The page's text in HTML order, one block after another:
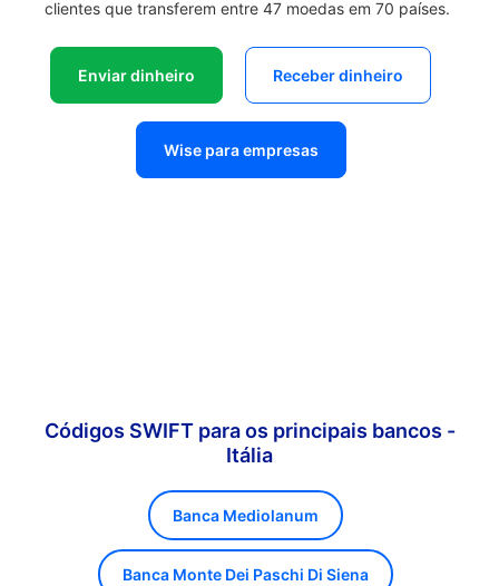
clientes que transferem entre 47 moedas em 70 países.
Enviar dinheiro Receber dinheiro
Wise para empresas
Códigos SWIFT para os principais bancos -
Itália
Banca Mediolanum
Banca Monte Dei Paschi Di Siena